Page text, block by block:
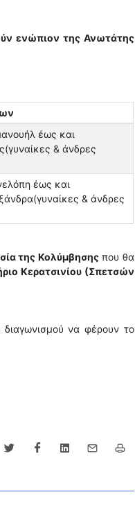
ενώπιον της Ανωτάτης
έως και
& άνδρες
έως και
& άνδρες
της Κολύμβησηςπου θα
Κερατσινίου (Σπετσών
να φέρουν το